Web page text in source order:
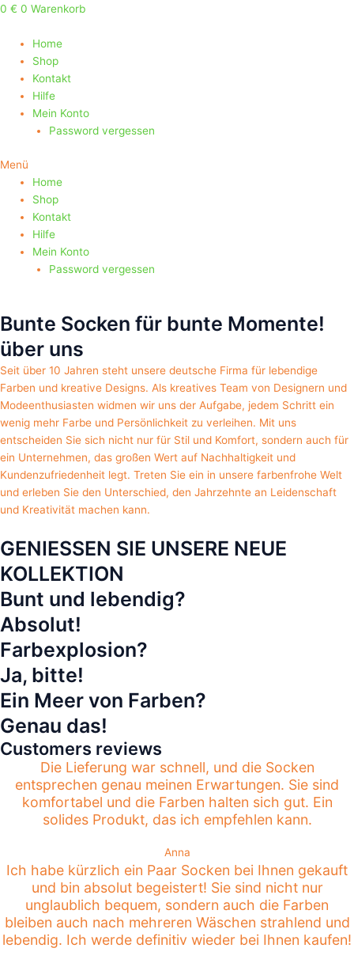
Zum
springen
0 € 0 Warenkorb
Home
Shop
Kontakt
Hilfe
Mein Konto
Password vergessen
Menü
Home
Shop
Kontakt
Hilfe
Mein Konto
Password vergessen
Bunte Socken für bunte Momente!
über uns
Seit über 10 Jahren steht unsere deutsche Firma für lebendige
Farben und kreative Designs. Als kreatives Team von Designern und
Modeenthusiasten widmen wir uns der Aufgabe, jedem Schritt ein
wenig mehr Farbe und Persönlichkeit zu verleihen. Mit uns
entscheiden Sie sich nicht nur für Stil und Komfort, sondern auch für
ein Unternehmen, das großen Wert auf Nachhaltigkeit und
Kundenzufriedenheit legt. Treten Sie ein in unsere farbenfrohe Welt
und erleben Sie den Unterschied, den Jahrzehnte an Leidenschaft
und Kreativität machen kann.
GENIESSEN SIE UNSERE NEUE
KOLLEKTION
Bunt und lebendig?
Absolut!
Farbexplosion?
Ja, bitte!
Ein Meer von Farben?
Genau das!
Customers reviews
Die Lieferung war schnell, und die Socken
entsprechen genau meinen Erwartungen. Sie sind
komfortabel und die Farben halten sich gut. Ein
solides Produkt, das ich empfehlen kann.
Anna
Ich habe kürzlich ein Paar Socken bei Ihnen gekauft
und bin absolut begeistert! Sie sind nicht nur
unglaublich bequem, sondern auch die Farben
bleiben auch nach mehreren Wäschen strahlend und
lebendig. Ich werde definitiv wieder bei Ihnen kaufen!